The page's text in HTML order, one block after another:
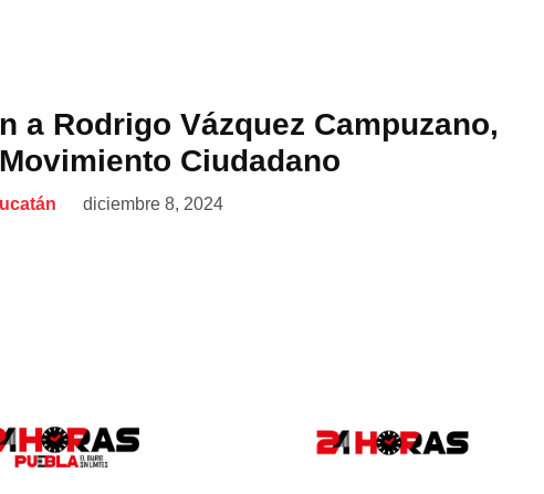
a Rodrigo Vázquez Campuzano,
Ciudadano
diciembre 8, 2024